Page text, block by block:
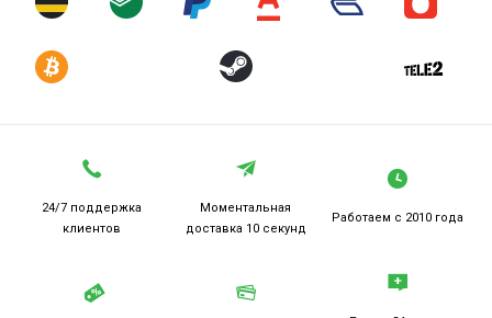
24/7 поддержка
клиентов
Моментальная
доставка 10 секунд
Работаем с 2010 года